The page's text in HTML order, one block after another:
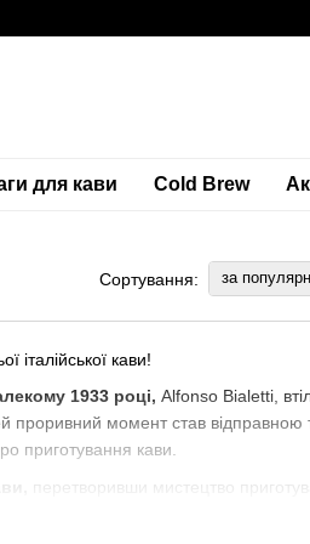
для кави Cold Brew
Сортування: за
італійської кави!
1933 році, Alfonso Bialetti,
проривний момент став відправною
приготування кави.
перетворивши мистецтво